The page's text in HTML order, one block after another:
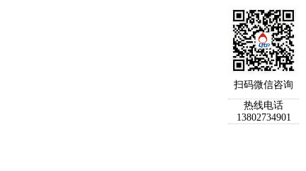
扫码微信咨询
热线电话
13802734901